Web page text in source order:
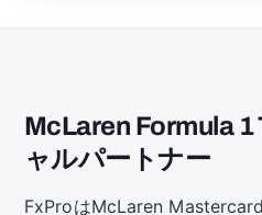
McLaren Formula
ャルパートナー
FxProはMcLaren